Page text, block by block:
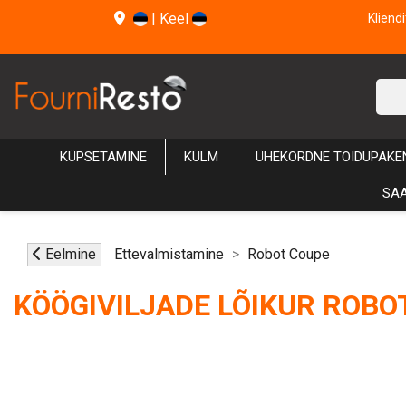
| Keel
KÜPSETAMINE KÜLM ÜHEKORDNE
Eelmine Ettevalmistamine Robot Coupe
KÖÖGIVILJADE LÕIKUR